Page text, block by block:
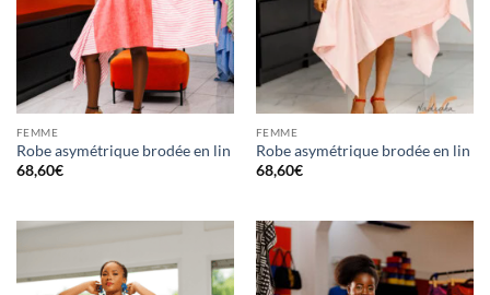
FEMME
Robe asymétrique brodée en lin
68,60€
FEMME
Robe asymétrique brodée en lin
68,60€